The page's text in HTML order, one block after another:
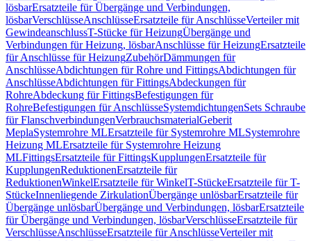
lösbarErsatzteile für Übergänge und Verbindungen,
lösbarVerschlüsseAnschlüsseErsatzteile für AnschlüsseVerteiler mit
GewindeanschlussT-Stücke für HeizungÜbergänge und
Verbindungen für Heizung, lösbarAnschlüsse für HeizungErsatzteile
für Anschlüsse für HeizungZubehörDämmungen für
AnschlüsseAbdichtungen für Rohre und FittingsAbdichtungen für
AnschlüsseAbdichtungen für FittingsAbdeckungen für
RohreAbdeckung für FittingsBefestigungen für
RohreBefestigungen für AnschlüsseSystemdichtungenSets Schraube
für FlanschverbindungenVerbrauchsmaterialGeberit
MeplaSystemrohre MLErsatzteile für Systemrohre MLSystemrohre
Heizung MLErsatzteile für Systemrohre Heizung
MLFittingsErsatzteile für FittingsKupplungenErsatzteile für
KupplungenReduktionenErsatzteile für
ReduktionenWinkelErsatzteile für WinkelT-StückeErsatzteile für T-
StückeInnenliegende ZirkulationÜbergänge unlösbarErsatzteile für
Übergänge unlösbarÜbergänge und Verbindungen, lösbarErsatzteile
für Übergänge und Verbindungen, lösbarVerschlüsseErsatzteile für
VerschlüsseAnschlüsseErsatzteile für AnschlüsseVerteiler mit